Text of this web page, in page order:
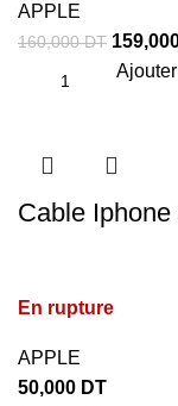
APPLE
160,000DT
Cable Iphone
En rupture
APPLE
50,000 DT